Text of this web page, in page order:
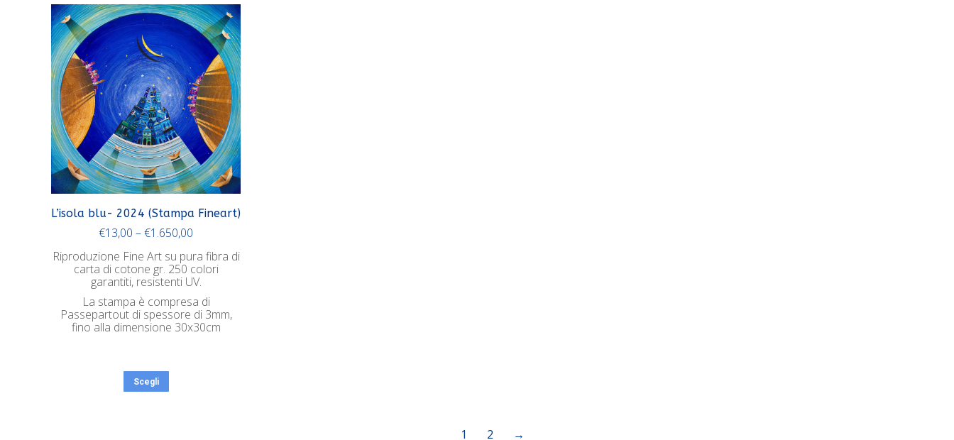
L’isola blu- 2024 (Stampa Fineart)
€13,00 –€1.650,00
Riproduzione Fine Art su pura fibra di
carta di cotone gr. 250 colori
garantiti, resistenti UV.
La stampa è compresa di
Passepartout di spessore di 3mm,
fino alla dimensione 30x30cm
Scegli
1 2 →